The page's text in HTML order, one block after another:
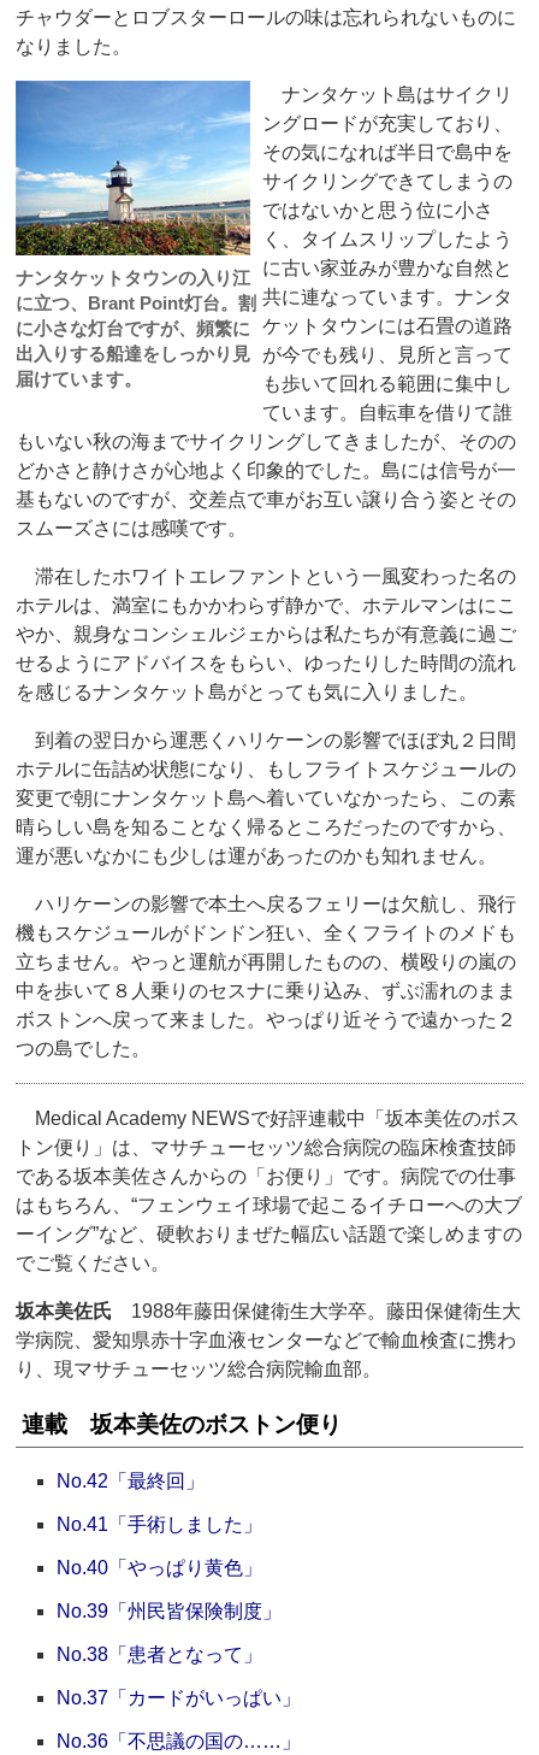
チャウダーとロブスターロールの味は忘れられないものに
なりました。
ナンタケットタウンの入り江
に立つ、Brant Point灯台。割
に小さな灯台ですが、頻繁に
出入りする船達をしっかり見
届けています。
ナンタケット島はサイクリ
ングロードが充実しており、
その気になれば半日で島中を
サイクリングできてしまうの
ではないかと思う位に小さ
く、タイムスリップしたよう
に古い家並みが豊かな自然と
共に連なっています。ナンタ
ケットタウンには石畳の道路
が今でも残り、見所と言って
も歩いて回れる範囲に集中し
ています。自転車を借りて誰
もいない秋の海までサイクリングしてきましたが、そのの
どかさと静けさが心地よく印象的でした。島には信号が一
基もないのですが、交差点で車がお互い譲り合う姿とその
スムーズさには感嘆です。
滞在したホワイトエレファントという一風変わった名の
ホテルは、満室にもかかわらず静かで、ホテルマンはにこ
やか、親身なコンシェルジェからは私たちが有意義に過ご
せるようにアドバイスをもらい、ゆったりした時間の流れ
を感じるナンタケット島がとっても気に入りました。
到着の翌日から運悪くハリケーンの影響でほぼ丸２日間
ホテルに缶詰め状態になり、もしフライトスケジュールの
変更で朝にナンタケット島へ着いていなかったら、この素
晴らしい島を知ることなく帰るところだったのですから、
運が悪いなかにも少しは運があったのかも知れません。
ハリケーンの影響で本土へ戻るフェリーは欠航し、飛行
機もスケジュールがドンドン狂い、全くフライトのメドも
立ちません。やっと運航が再開したものの、横殴りの嵐の
中を歩いて８人乗りのセスナに乗り込み、ずぶ濡れのまま
ボストンへ戻って来ました。やっぱり近そうで遠かった２
つの島でした。
Medical Academy NEWSで好評連載中「坂本美佐のボス
トン便り」は、マサチューセッツ総合病院の臨床検査技師
である坂本美佐さんからの「お便り」です。病院での仕事
はもちろん、“フェンウェイ球場で起こるイチローへの大ブ
ーイング”など、硬軟おりまぜた幅広い話題で楽しめますの
でご覧ください。
坂本美佐氏 1988年藤田保健衛生大学卒。藤田保健衛生大
学病院、愛知県赤十字血液センターなどで輸血検査に携わ
り、現マサチューセッツ総合病院輸血部。
連載 坂本美佐のボストン便り
No.42「最終回」
No.41「手術しました」
No.40「やっぱり黄色」
No.39「州民皆保険制度」
No.38「患者となって」
No.37「カードがいっぱい」
No.36「不思議の国の……」